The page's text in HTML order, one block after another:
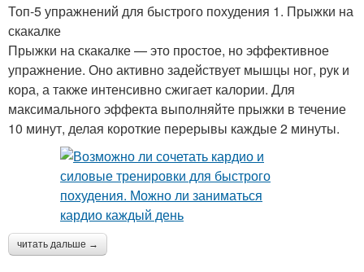
Топ-5 упражнений для быстрого похудения 1. Прыжки на
скакалке
Прыжки на скакалке — это простое, но эффективное
упражнение. Оно активно задействует мышцы ног, рук и
кора, а также интенсивно сжигает калории. Для
максимального эффекта выполняйте прыжки в течение
10 минут, делая короткие перерывы каждые 2 минуты.
читать дальше →